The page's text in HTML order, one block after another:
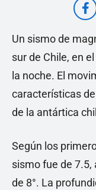
Un sismo de
sur de Chile, en
la noche. El
características
de la antártica
Según los
sismo fue de 7.5,
de 8°. La